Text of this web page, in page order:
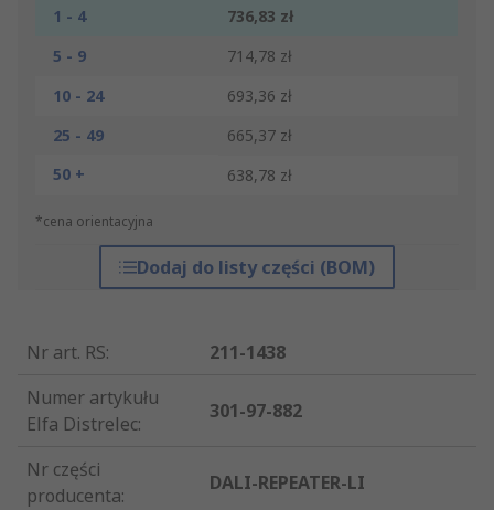
1 - 4
736,83 zł
5 - 9
714,78 zł
10 - 24
693,36 zł
25 - 49
665,37 zł
50 +
638,78 zł
*cena orientacyjna
Dodaj do listy części (BOM)
Nr art. RS:
211-1438
Numer artykułu
Elfa Distrelec:
301-97-882
Nr części
producenta:
DALI-REPEATER-LI